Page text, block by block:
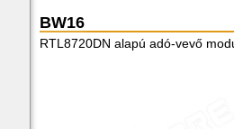
BW16
RTL8720DN alapú adó-vevő